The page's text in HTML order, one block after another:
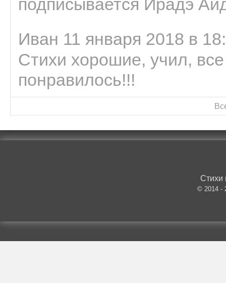
подписывается Ирадэ
Иван 11 января 2018 в
Стихи хорошие, учил,
понравилось!!!
Стихи
© 2014 -